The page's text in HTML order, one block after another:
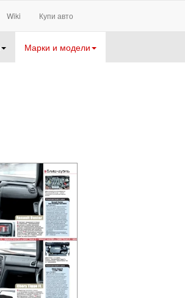
Wiki Купи авто
Марки и модели